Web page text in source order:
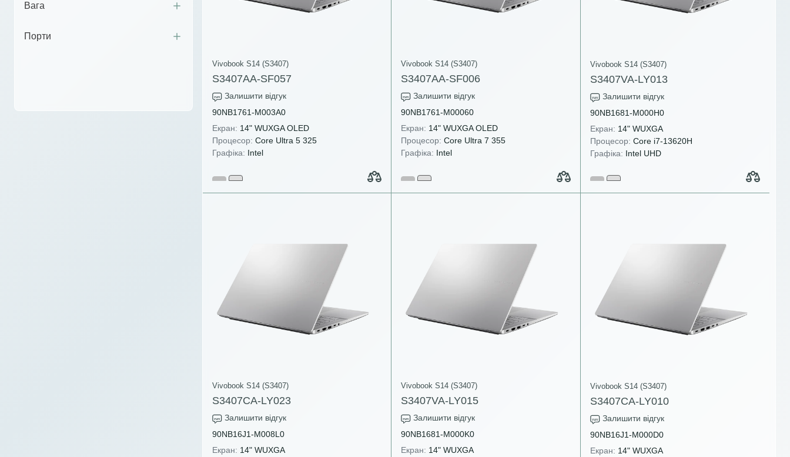
Вага
Порти
Vivobook S14 (S3407)
S3407AA-SF057
Залишити відгук
90NB1761-M003A0
Екран: 14" WUXGA OLED
Процесор: Core Ultra 5 325
Графіка: Intel
Vivobook S14 (S3407)
S3407AA-SF006
Залишити відгук
90NB1761-M00060
Екран: 14" WUXGA OLED
Процесор: Core Ultra 7 355
Графіка: Intel
Vivobook S14 (S3407)
S3407VA-LY013
Залишити відгук
90NB1681-M000H0
Екран: 14" WUXGA
Процесор: Core i7-13620H
Графіка: Intel UHD
Vivobook S14 (S3407)
S3407CA-LY023
Залишити відгук
90NB16J1-M008L0
Екран: 14" WUXGA
Vivobook S14 (S3407)
S3407VA-LY015
Залишити відгук
90NB1681-M000K0
Екран: 14" WUXGA
Vivobook S14 (S3407)
S3407CA-LY010
Залишити відгук
90NB16J1-M000D0
Екран: 14" WUXGA